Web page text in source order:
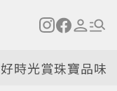
好時光賞珠寶品味